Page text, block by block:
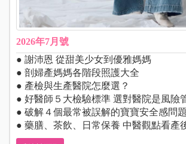
2026年7月號
● 謝沛恩 從甜美少女到優雅媽媽
● 剖婦產媽媽各階段照護大全
● 產檢與生產醫院怎麼選？
● 好醫師５大檢驗標準 選對醫院是風險
● 破解４個最常被誤解的寶寶安全感問題
● 藥膳、茶飲、日常保養 中醫觀點看產